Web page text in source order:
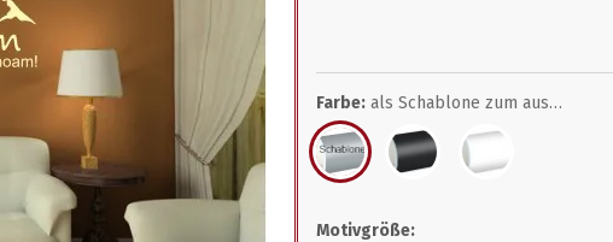
Farbe: als Schablone zum ausmalen
Motivgröße: